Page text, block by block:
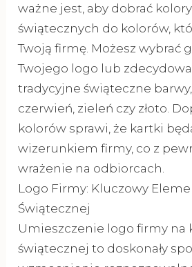
ważne jest, aby dobrać
świątecznych do kolorów,
Twoją firmę. Możesz wybrać
Twojego logo lub
tradycyjne świąteczne
czerwień, zieleń czy złoto.
kolorów sprawi, że kartki
wizerunkiem firmy, co z
wrażenie na odbiorcach.
Logo Firmy: Kluczowy
Świątecznej
Umieszczenie logo firmy na
świątecznej to doskonały